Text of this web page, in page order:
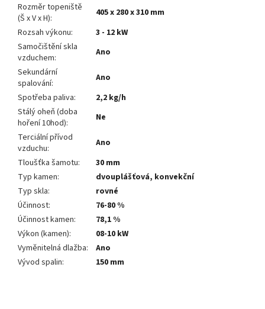
Rozměr topeniště
(Š x V x H):
405 x 280 x 310 mm
Rozsah výkonu:
3 - 12 kW
Samočištění skla
vzduchem:
Ano
Sekundární
spalování:
Ano
Spotřeba paliva:
2,2 kg/h
Stálý oheň (doba
hoření 10hod):
Ne
Terciální přívod
vzduchu:
Ano
Tloušťka šamotu:
30 mm
Typ kamen:
dvouplášťová, konvekční
Typ skla:
rovné
Účinnost:
76-80 %
Účinnost kamen:
78,1 %
Výkon (kamen):
08-10 kW
Vyměnitelná dlažba:
Ano
Vývod spalin: 150 mm